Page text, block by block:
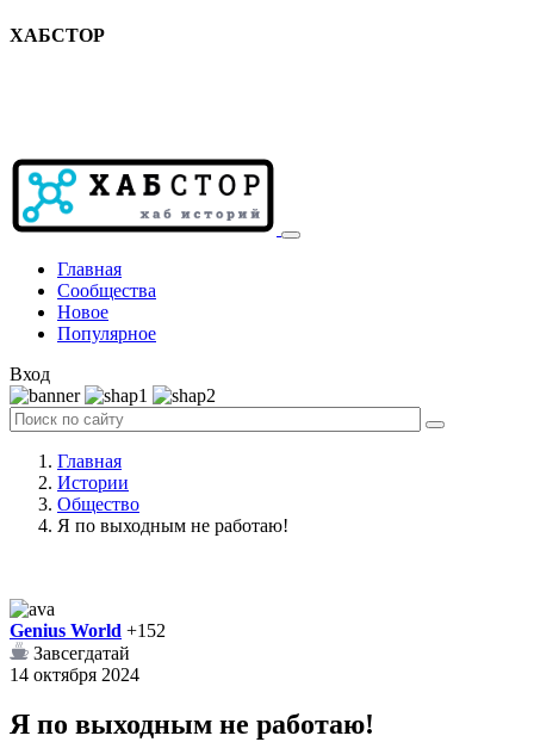
ХАБСТОР
Главная
Сообщества
Новое
Популярное
Вход
Главная
Истории
Общество
Я по выходным не работаю!
Genius World +152
Завсегдатай
14 октября 2024
Я по выходным не работаю!